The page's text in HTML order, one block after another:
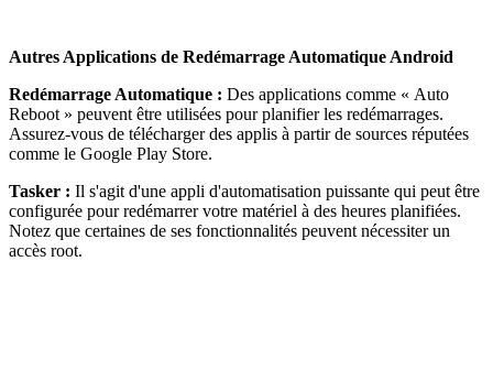
Autres Applications de Redémarrage Automatique Android
Redémarrage Automatique : Des applications comme « Auto
Reboot » peuvent être utilisées pour planifier les redémarrages.
Assurez-vous de télécharger des applis à partir de sources réputées
comme le Google Play Store.
Tasker : Il s'agit d'une appli d'automatisation puissante qui peut être
configurée pour redémarrer votre matériel à des heures planifiées.
Notez que certaines de ses fonctionnalités peuvent nécessiter un
accès root.